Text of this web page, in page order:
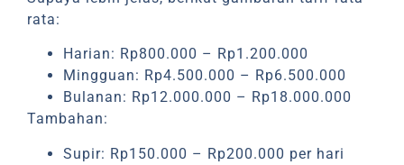
rata:
Harian: Rp800.000 – Rp1.200.000
Mingguan: Rp4.500.000 – Rp6.500.000
Bulanan: Rp12.000.000 – Rp18.000.000
Tambahan:
Supir: Rp150.000 – Rp200.000 per hari